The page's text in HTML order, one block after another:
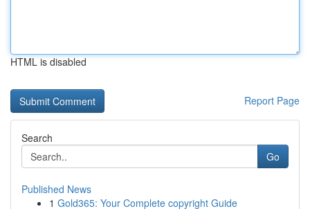
HTML is disabled
Report Page
Search
Go
Published News
1 Gold365: Your Complete copyright Guide